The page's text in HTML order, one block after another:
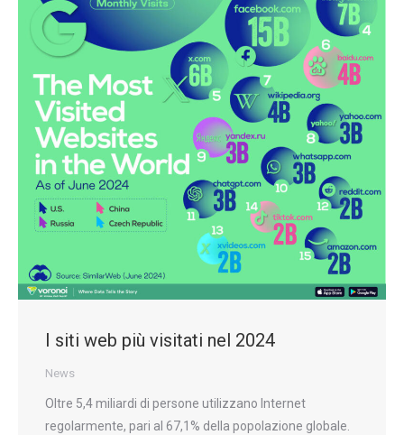
I siti web più visitati nel 2024
News
Oltre 5,4 miliardi di persone utilizzano Internet
regolarmente, pari al 67,1% della popolazione globale.